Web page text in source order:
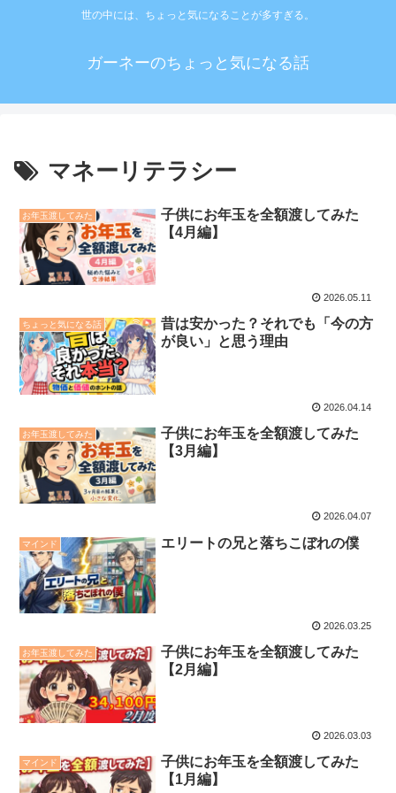
世の中には、ちょっと気になることが多すぎる。
ガーネーのちょっと気になる話
マネーリテラシー
お年玉渡してみた
子供にお年玉を全額渡してみた
【4月編】
2026.05.11
ちょっと気になる話
昔は安かった？それでも「今の方
が良い」と思う理由
2026.04.14
お年玉渡してみた
子供にお年玉を全額渡してみた
【3月編】
2026.04.07
マインド エリートの兄と落ちこぼれの僕
2026.03.25
お年玉渡してみた
子供にお年玉を全額渡してみた
【2月編】
2026.03.03
マインド
子供にお年玉を全額渡してみた
【1月編】